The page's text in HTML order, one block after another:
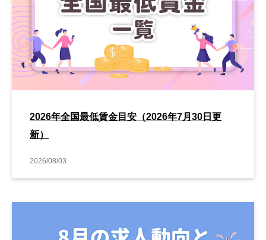
2026年全国最低賃金目安（2026年7月30日更
新）
2026/08/03